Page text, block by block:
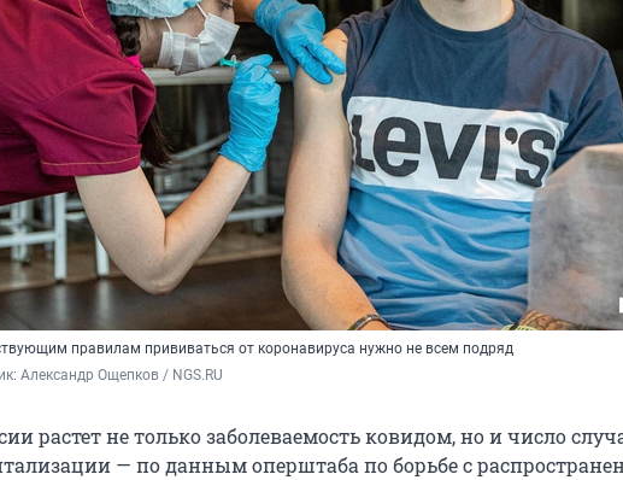
правилам прививаться от коронавируса нужно не всем подряд
Александр Ощепков / NGS.RU
растет не только заболеваемость ковидом, но и число
— по данным оперштаба по борьбе с